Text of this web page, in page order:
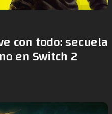
con todo: secuela
en Switch 2